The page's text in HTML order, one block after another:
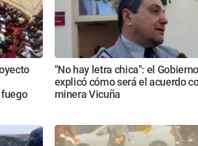
"No hay letra chica": el Gobierno
explicó cómo será el acuerdo
minera Vicuña